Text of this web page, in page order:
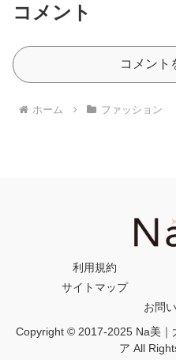
コメント
コメント
ホーム ファッション
利用規約
サイトマップ
お問
Copyright © 2017-2025 Na美｜
ア All